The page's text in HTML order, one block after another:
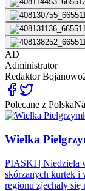
AD
Administrator
Redaktor
Polecane z
Wielka
PIASKI | Niedziela
skórzanych kurtek i
regionu zjechały